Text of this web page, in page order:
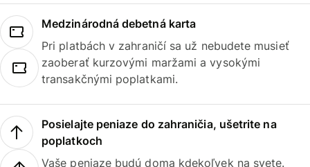
Medzinárodná debetná karta
Pri platbách v zahraničí sa už nebudete musieť
zaoberať kurzovými maržami a vysokými
transakčnými poplatkami.
Posielajte peniaze do zahraničia, ušetrite na
poplatkoch
Vaše peniaze budú doma kdekoľvek na svete.